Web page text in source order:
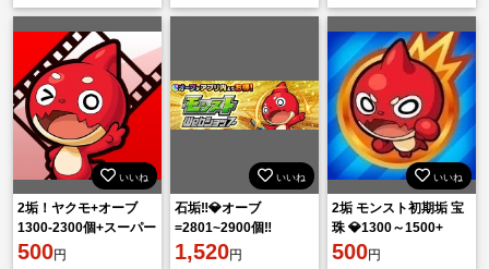
いいね
2垢！ヤクモ+オーブ
1300-2300個+スーパー
レア6★【10-30個】
500円
いいね
石垢‼️💎オーブ
=2801~2900個‼️
1,520円
いいね
2垢 モンスト初期垢 宝
珠 💎1300～1500+
500円